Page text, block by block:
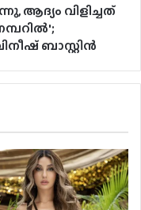
ആദ്യം വിളിച്ചത്
ബാസ്റ്റിൻ